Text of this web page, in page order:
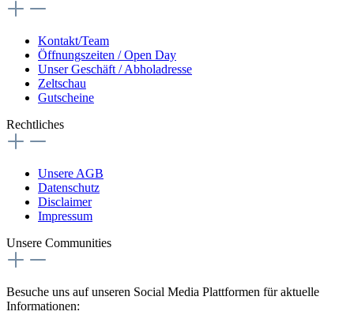
Kontakt/Team
Öffnungszeiten / Open Day
Unser Geschäft / Abholadresse
Zeltschau
Gutscheine
Rechtliches
Unsere AGB
Datenschutz
Disclaimer
Impressum
Unsere Communities
Besuche uns auf unseren Social Media Plattformen für aktuelle
Informationen: